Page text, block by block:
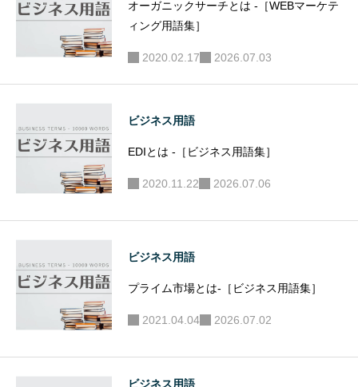
用語］
オーガニックサーチとは -［WEBマーケテ
ィング用語集］
2020.02.17 2026.07.03
ビジネス用語
EDIとは -［ビジネス用語集］
2020.11.22 2026.07.06
ビジネス用語
プライム市場とは-［ビジネス用語集］
2021.04.04 2026.07.02
ビジネス用語